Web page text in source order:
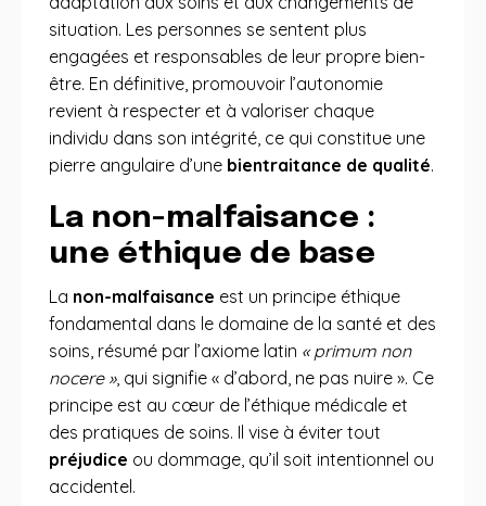
situation. Les personnes se sentent plus
engagées et responsables de leur propre bien-
être. En définitive, promouvoir l’autonomie
revient à respecter et à valoriser chaque
individu dans son intégrité, ce qui constitue une
pierre angulaire d’une bientraitance de qualité.
La non-malfaisance :
une éthique de base
La non-malfaisance est un principe éthique
fondamental dans le domaine de la santé et des
soins, résumé par l’axiome latin « primum non
nocere », qui signifie « d’abord, ne pas nuire ». Ce
principe est au cœur de l’éthique médicale et
des pratiques de soins. Il vise à éviter tout
préjudice ou dommage, qu’il soit intentionnel ou
accidentel.